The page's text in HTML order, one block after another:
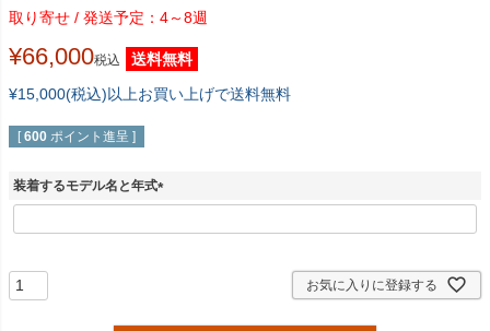
4～8週
¥66,000税込
送料無料
¥15,000(税込)以上お買い上げで送料無料
[ 600 ポイント進呈 ]
装着するモデル名と年式
(
必
お気に入りに登録する